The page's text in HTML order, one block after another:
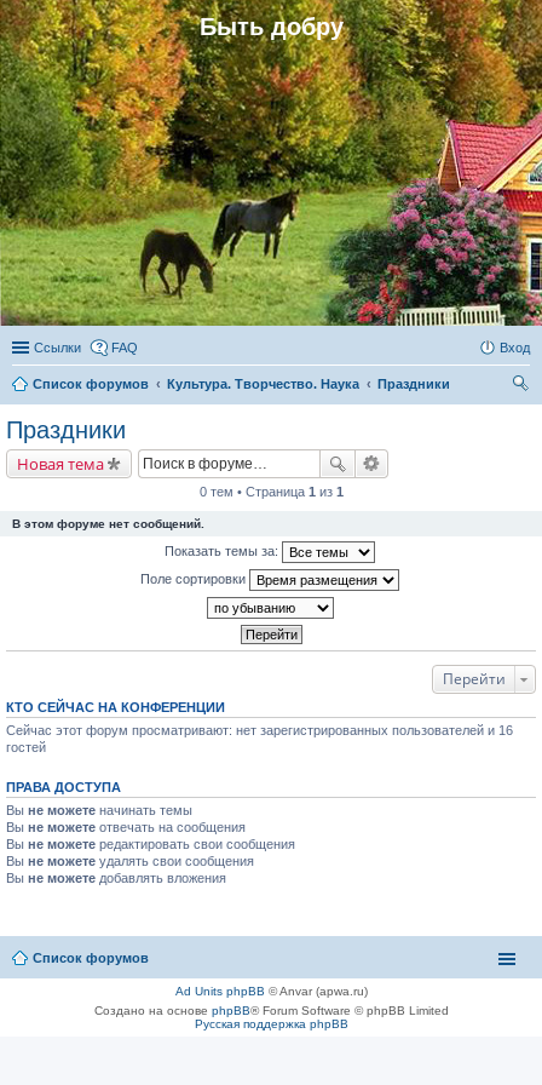
Быть добру
Ссылки FAQ Вход
Список форумов Культура. Творчество. Наука
Праздники
Праздники
Новая тема
0 тем • Страница 1 из 1
В этом форуме нет сообщений.
Показать темы за:
Поле сортировки
Перейти
КТО СЕЙЧАС НА КОНФЕРЕНЦИИ
Сейчас этот форум просматривают: нет зарегистрированных пользователей и 16
гостей
ПРАВА ДОСТУПА
Вы не можете начинать темы
Вы не можете отвечать на сообщения
Вы не можете редактировать свои сообщения
Вы не можете удалять свои сообщения
Вы не можете добавлять вложения
Список форумов
Ad Units phpBB © Anvar (apwa.ru)
Создано на основе phpBB® Forum Software © phpBB Limited
Русская поддержка phpBB